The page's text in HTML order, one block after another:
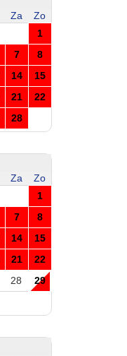
Za
Zo
1
7
8
14
15
21
22
28
Za
Zo
1
7
8
14
15
21
22
28
29